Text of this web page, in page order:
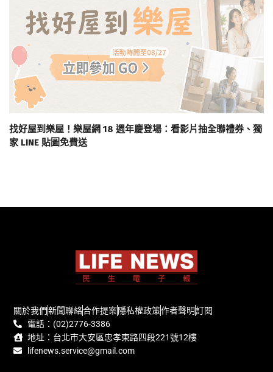
找好屋到樂屋！樂屋網 18 週年慶登場：看影片抽全聯禮券、獨
家 LINE 貼圖免費送
關於我們新聞聯絡合作提案隱私權政策作者聲明訂閱
電話：(02)2776-3386
地址：台北市大安區忠孝東路四段221號12樓
lifenews.service@gmail.com